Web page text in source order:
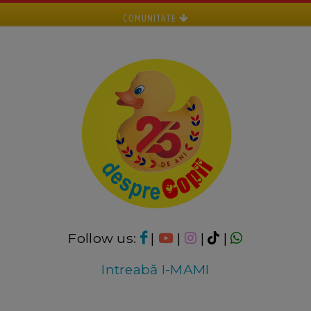
COMUNITATE
Follow us: | | |
|
Intreabă I-MAMI